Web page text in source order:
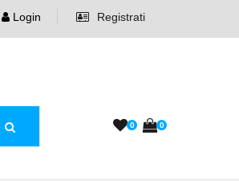
Login Registrati
0 0